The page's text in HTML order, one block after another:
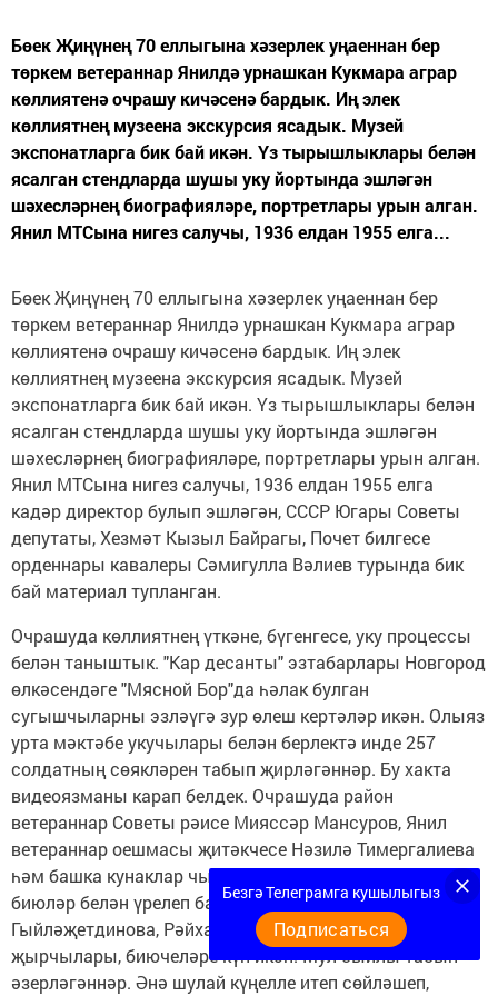
Бөек Җиңүнең 70 еллыгына хәзерлек уңаеннан бер
төркем ветераннар Янилдә урнашкан Кукмара аграр
көллиятенә очрашу кичәсенә бардык. Иң элек
көллиятнең музеена экскурсия ясадык. Музей
экспонатларга бик бай икән. Үз тырышлыклары белән
ясалган стендларда шушы уку йортында эшләгән
шәхесләрнең биографияләре, портретлары урын алган.
Янил МТСына нигез салучы, 1936 елдан 1955 елга...
Бөек Җиңүнең 70 еллыгына хәзерлек уңаеннан бер
төркем ветераннар Янилдә урнашкан Кукмара аграр
көллиятенә очрашу кичәсенә бардык. Иң элек
көллиятнең музеена экскурсия ясадык. Музей
экспонатларга бик бай икән. Үз тырышлыклары белән
ясалган стендларда шушы уку йортында эшләгән
шәхесләрнең биографияләре, портретлары урын алган.
Янил МТСына нигез салучы, 1936 елдан 1955 елга
кадәр директор булып эшләгән, СССР Югары Советы
депутаты, Хезмәт Кызыл Байрагы, Почет билгесе
орденнары кавалеры Сәмигулла Вәлиев турында бик
бай материал тупланган.
Очрашуда көллиятнең үткәне, бүгенгесе, уку процессы
белән таныштык. "Кар десанты" эзтабарлары Новгород
өлкәсендәге "Мясной Бор"да һәлак булган
сугышчыларны эзләүгә зур өлеш кертәләр икән. Олыяз
урта мәктәбе укучылары белән берлектә инде 257
солдатның сөякләрен табып җирләгәннәр. Бу хакта
видеоязманы карап белдек. Очрашуда район
ветераннар Советы рәисе Мияссәр Мансуров, Янил
ветераннар оешмасы җитәкчесе Нәзилә Тимергалиева
һәм башка кунаклар чыгыш ясадылар. Кичә җыр-
биюләр белән үрелеп барды. Алия Газизова, Гөлинә
Гыйләҗетдинова, Рәйхан Газизуллин кебек талантлы
җырчылары, биючеләре күп икән. Мул сыйлы табын
әзерләгәннәр. Әнә шулай күңелле итеп сөйләшеп,
Безгә Телеграмга кушылыгыз
Подписаться